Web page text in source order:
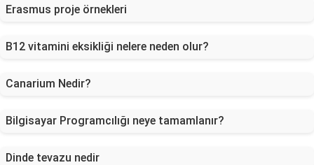
Erasmus proje örnekleri
B12 vitamini eksikliği nelere neden olur?
Canarium Nedir?
Bilgisayar Programcılığı neye tamamlanır?
Dinde tevazu nedir